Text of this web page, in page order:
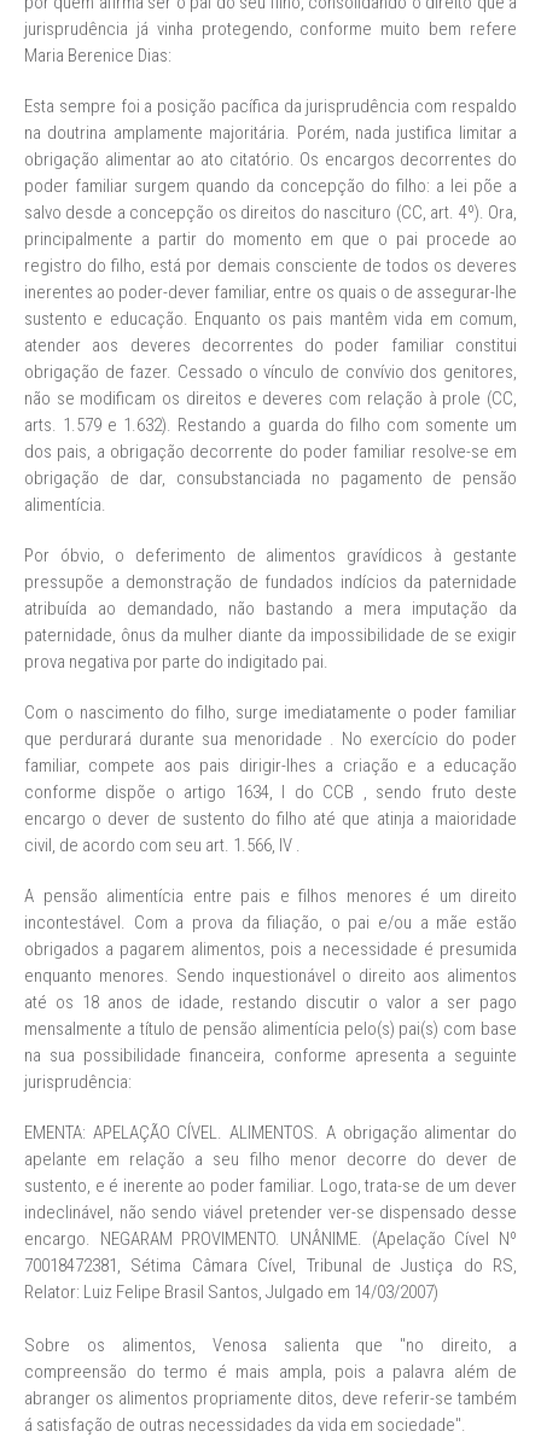
jurisprudência já vinha protegendo, conforme muito bem refere
Maria Berenice Dias:
Esta sempre foi a posição pacífica da jurisprudência com respaldo
na doutrina amplamente majoritária. Porém, nada justifica limitar a
obrigação alimentar ao ato citatório. Os encargos decorrentes do
poder familiar surgem quando da concepção do filho: a lei põe a
salvo desde a concepção os direitos do nascituro (CC, art. 4º). Ora,
principalmente a partir do momento em que o pai procede ao
registro do filho, está por demais consciente de todos os deveres
inerentes ao poder-dever familiar, entre os quais o de assegurar-lhe
sustento e educação. Enquanto os pais mantêm vida em comum,
atender aos deveres decorrentes do poder familiar constitui
obrigação de fazer. Cessado o vínculo de convívio dos genitores,
não se modificam os direitos e deveres com relação à prole (CC,
arts. 1.579 e 1.632). Restando a guarda do filho com somente um
dos pais, a obrigação decorrente do poder familiar resolve-se em
obrigação de dar, consubstanciada no pagamento de pensão
alimentícia.
Por óbvio, o deferimento de alimentos gravídicos à gestante
pressupõe a demonstração de fundados indícios da paternidade
atribuída ao demandado, não bastando a mera imputação da
paternidade, ônus da mulher diante da impossibilidade de se exigir
prova negativa por parte do indigitado pai.
Com o nascimento do filho, surge imediatamente o poder familiar
que perdurará durante sua menoridade . No exercício do poder
familiar, compete aos pais dirigir-lhes a criação e a educação
conforme dispõe o artigo 1634, I do CCB , sendo fruto deste
encargo o dever de sustento do filho até que atinja a maioridade
civil, de acordo com seu art. 1.566, IV .
A pensão alimentícia entre pais e filhos menores é um direito
incontestável. Com a prova da filiação, o pai e/ou a mãe estão
obrigados a pagarem alimentos, pois a necessidade é presumida
enquanto menores. Sendo inquestionável o direito aos alimentos
até os 18 anos de idade, restando discutir o valor a ser pago
mensalmente a título de pensão alimentícia pelo(s) pai(s) com base
na sua possibilidade financeira, conforme apresenta a seguinte
jurisprudência:
EMENTA: APELAÇÃO CÍVEL. ALIMENTOS. A obrigação alimentar do
apelante em relação a seu filho menor decorre do dever de
sustento, e é inerente ao poder familiar. Logo, trata-se de um dever
indeclinável, não sendo viável pretender ver-se dispensado desse
encargo. NEGARAM PROVIMENTO. UNÂNIME. (Apelação Cível Nº
70018472381, Sétima Câmara Cível, Tribunal de Justiça do RS,
Relator: Luiz Felipe Brasil Santos, Julgado em 14/03/2007)
Sobre os alimentos, Venosa salienta que "no direito, a
compreensão do termo é mais ampla, pois a palavra além de
abranger os alimentos propriamente ditos, deve referir-se também
á satisfação de outras necessidades da vida em sociedade".